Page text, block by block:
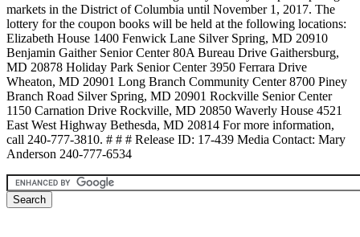
markets in the District of Columbia until November 1, 2017. The
lottery for the coupon books will be held at the following locations:
Elizabeth House 1400 Fenwick Lane Silver Spring, MD 20910
Benjamin Gaither Senior Center 80A Bureau Drive Gaithersburg,
MD 20878 Holiday Park Senior Center 3950 Ferrara Drive
Wheaton, MD 20901 Long Branch Community Center 8700 Piney
Branch Road Silver Spring, MD 20901 Rockville Senior Center
1150 Carnation Drive Rockville, MD 20850 Waverly House 4521
East West Highway Bethesda, MD 20814 For more information,
call 240-777-3810. # # # Release ID: 17-439 Media Contact: Mary
Anderson 240-777-6534